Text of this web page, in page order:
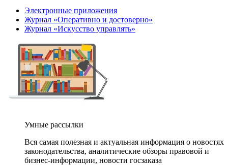
Электронные приложения
Журнал «Оперативно и достоверно»
Журнал «Искусство управлять»
Умные рассылки
Вся самая полезная и актуальная информация о новостях
законодательства, аналитические обзоры правовой и
бизнес-информации, новости госзаказа